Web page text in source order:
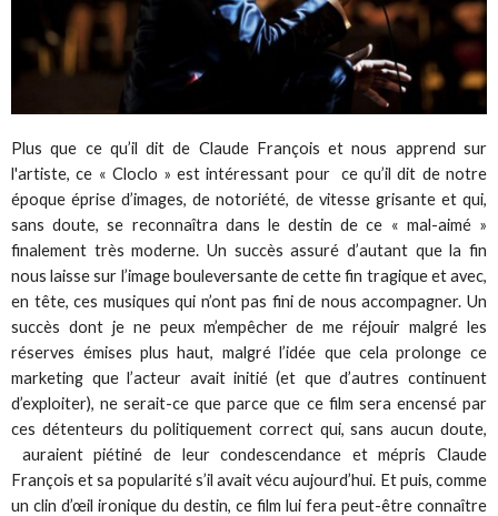
Plus que ce qu’il dit de Claude François et nous apprend sur
l'artiste, ce « Cloclo » est intéressant pour ce qu’il dit de notre
époque éprise d’images, de notoriété, de vitesse grisante et qui,
sans doute, se reconnaîtra dans le destin de ce « mal-aimé »
finalement très moderne. Un succès assuré d’autant que la fin
nous laisse sur l’image bouleversante de cette fin tragique et avec,
en tête, ces musiques qui n’ont pas fini de nous accompagner. Un
succès dont je ne peux m’empêcher de me réjouir malgré les
réserves émises plus haut, malgré l’idée que cela prolonge ce
marketing que l’acteur avait initié (et que d’autres continuent
d’exploiter), ne serait-ce que parce que ce film sera encensé par
ces détenteurs du politiquement correct qui, sans aucun doute,
auraient piétiné de leur condescendance et mépris Claude
François et sa popularité s’il avait vécu aujourd’hui. Et puis, comme
un clin d’œil ironique du destin, ce film lui fera peut-être connaître